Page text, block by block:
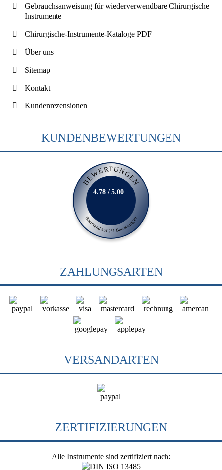
Gebrauchsanweisung für wiederverwendbare Chirurgische
Instrumente
Chirurgische-Instrumente-Kataloge PDF
Über uns
Sitemap
Kontakt
Kundenrezensionen
KUNDENBEWERTUNGEN
BEWERTUNGEN
Basierend auf 231 Bewertungen
4.78 / 5.00
ZAHLUNGSARTEN
VERSANDARTEN
ZERTIFIZIERUNGEN
Alle Instrumente sind zertifiziert nach: